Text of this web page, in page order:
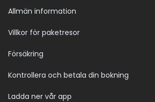
Allmän information
Villkor för paketresor
Försäkring
Kontrollera och betala din bokning
Ladda ner vår app